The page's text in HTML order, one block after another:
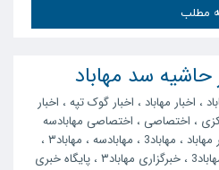
مطلب
حاشیه سد مهاباد
، اخبار مهاباد ، اخبار گوک تپه ، اخبار
، اختصاصی ، اختصاصی مهابادسه
، مهاباد3 ، مهابادسه ، مهاباد۳
،
، خبرگزاری مهاباد۳ ، پایگاه خبری